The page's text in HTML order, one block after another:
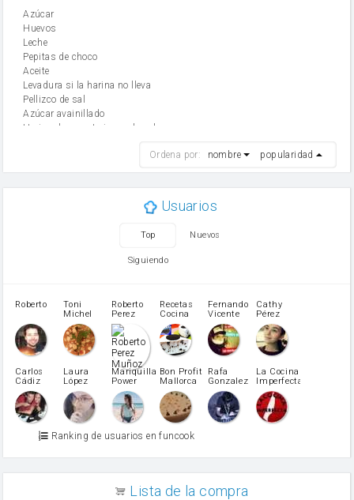
Azúcar
huevos
leche
Pepitas de choco
aceite
Levadura si la harina no lleva
Pellizco de sal
Azúcar avainillado
Harina de reposteria con levadura
mantequilla
Opcional: Azúcar avainillado
patatas
pimiento rojo
Pimentón
pimiento verde
miel
vino blanco
Azúcar glass
Azúcar moreno
Zumo de limón
arroz
Ordena por: nombre popularidad
Usuarios
Top Nuevos
Siguiendo
Roberto
Toni
Michel
Caubet
Roberto
Perez
Muñoz
Recetas
Cocina
Fernando
Vicente
Cathy
Pérez
Carlos
Cádiz
Laura
López
Martínez
Mariquilla
Power
Bon Profit
Mallorca
Rafa
Gonzalez
La Cocina
Imperfecta
Ranking de usuarios en funcook
Lista de la compra